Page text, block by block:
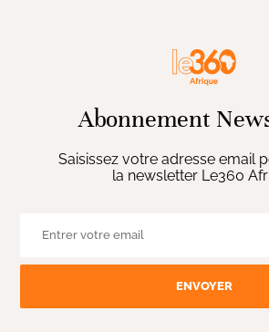
Abonnement
Saisissez votre adresse email
la newsletter Le360
ENVOYER